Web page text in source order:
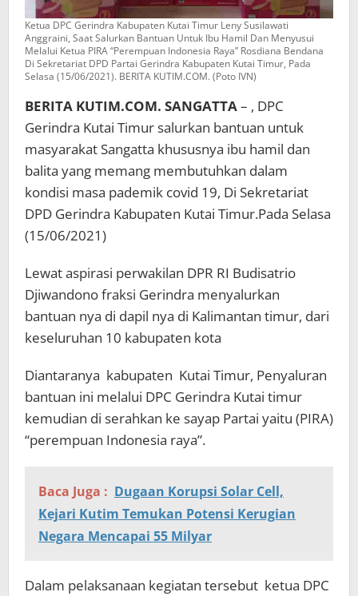
Ketua DPC Gerindra Kabupaten Kutai Timur Leny Susilawati
Anggraini, Saat Salurkan Bantuan Untuk Ibu Hamil Dan Menyusui
Melalui Ketua PIRA “Perempuan Indonesia Raya” Rosdiana Bendana
Di Sekretariat DPD Partai Gerindra Kabupaten Kutai Timur, Pada
Selasa (15/06/2021). BERITA KUTIM.COM. (Poto IVN)
BERITA KUTIM.COM. SANGATTA– , DPC
Gerindra Kutai Timur salurkan bantuan untuk
masyarakat Sangatta khususnya ibu hamil dan
balita yang memang membutuhkan dalam
kondisi masa pademik covid 19, Di Sekretariat
DPD Gerindra Kabupaten Kutai Timur.Pada Selasa
(15/06/2021)
Lewat aspirasi perwakilan DPR RI Budisatrio
Djiwandono fraksi Gerindra menyalurkan
bantuan nya di dapil nya di Kalimantan timur, dari
keseluruhan 10 kabupaten kota
Diantaranya kabupaten Kutai Timur, Penyaluran
bantuan ini melalui DPC Gerindra Kutai timur
kemudian di serahkan ke sayap Partai yaitu (PIRA)
“perempuan Indonesia raya”.
Baca Juga : Dugaan Korupsi Solar Cell,
Kejari Kutim Temukan Potensi Kerugian
Negara Mencapai 55 Milyar
Dalam pelaksanaan kegiatan tersebut ketua DPC